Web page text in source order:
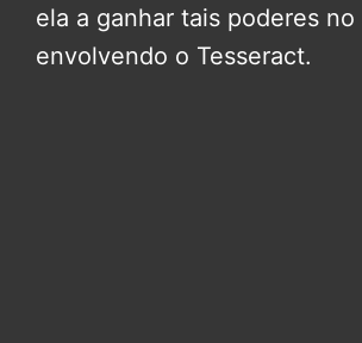
ela a ganhar tais poderes
envolvendo o Tesseract.